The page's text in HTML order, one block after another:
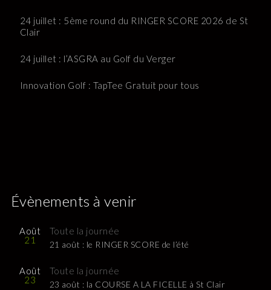
24 juillet : 5ème round du RINGER SCORE 2026 de St
Clair
24 juillet : l’ASGRA au Golf du Verger
Innovation Golf : TapTee Gratuit pour tous
Évènements à venir
Août
21
Toute la journée
21 août : le RINGER SCORE de l’été
Août
23
Toute la journée
23 août : la COURSE A LA FICELLE à St Clair